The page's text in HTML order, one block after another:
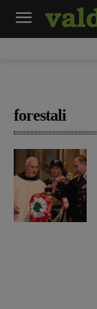
forestali